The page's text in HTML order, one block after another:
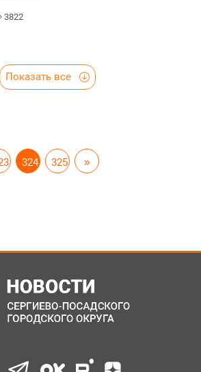
3822
Показать все
324 325 »